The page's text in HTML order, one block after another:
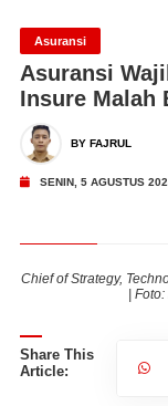
Asuransi
Asuransi
Insure Malah
BY FAJRUL
SENIN, 5 AGUSTUS
Chief of Strategy,
|
Share This
Article: